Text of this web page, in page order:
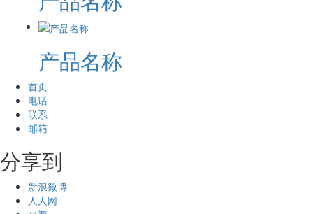
产品名称
首页
电话
联系
邮箱
分享到
新浪微博
人人网